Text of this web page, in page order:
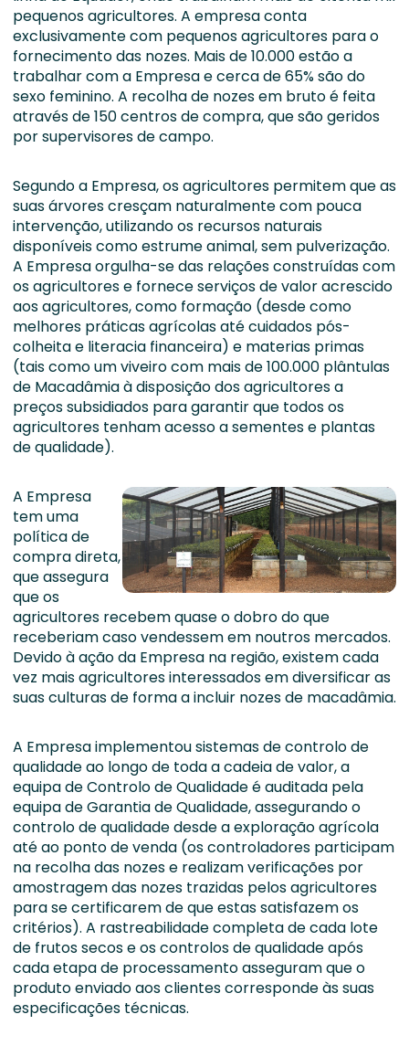
pequenos agricultores. A empresa conta
exclusivamente com pequenos agricultores para o
fornecimento das nozes. Mais de 10.000 estão a
trabalhar com a Empresa e cerca de 65% são do
sexo feminino. A recolha de nozes em bruto é feita
através de 150 centros de compra, que são geridos
por supervisores de campo.
Segundo a Empresa, os agricultores permitem que as
suas árvores cresçam naturalmente com pouca
intervenção, utilizando os recursos naturais
disponíveis como estrume animal, sem pulverização.
A Empresa orgulha-se das relações construídas com
os agricultores e fornece serviços de valor acrescido
aos agricultores, como formação (desde como
melhores práticas agrícolas até cuidados pós-
colheita e literacia financeira) e materias primas
(tais como um viveiro com mais de 100.000 plântulas
de Macadâmia à disposição dos agricultores a
preços subsidiados para garantir que todos os
agricultores tenham acesso a sementes e plantas
de qualidade).
A Empresa
tem uma
política de
compra direta,
que assegura
que os
agricultores recebem quase o dobro do que
receberiam caso vendessem em noutros mercados.
Devido à ação da Empresa na região, existem cada
vez mais agricultores interessados em diversificar as
suas culturas de forma a incluir nozes de macadâmia.
A Empresa implementou sistemas de controlo de
qualidade ao longo de toda a cadeia de valor, a
equipa de Controlo de Qualidade é auditada pela
equipa de Garantia de Qualidade, assegurando o
controlo de qualidade desde a exploração agrícola
até ao ponto de venda (os controladores participam
na recolha das nozes e realizam verificações por
amostragem das nozes trazidas pelos agricultores
para se certificarem de que estas satisfazem os
critérios). A rastreabilidade completa de cada lote
de frutos secos e os controlos de qualidade após
cada etapa de processamento asseguram que o
produto enviado aos clientes corresponde às suas
especificações técnicas.